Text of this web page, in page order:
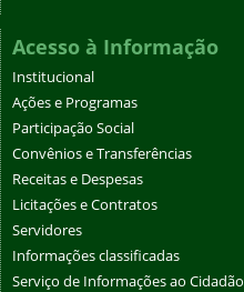
Acesso à Informação
Institucional
Ações e Programas
Participação Social
Convênios e Transferências
Receitas e Despesas
Licitações e Contratos
Servidores
Informações classificadas
Serviço de Informações ao Cidadão